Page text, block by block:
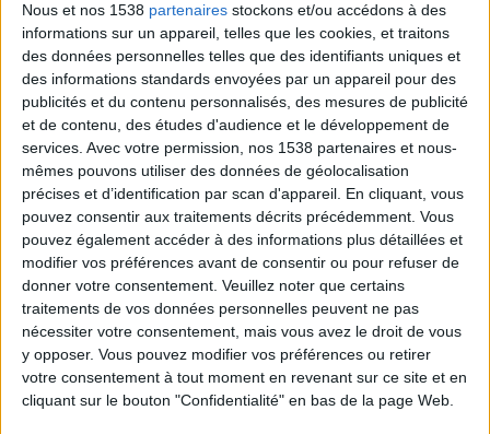
Nous et nos 1538 partenaires stockons et/ou accédons à des
informations sur un appareil, telles que les cookies, et traitons
des données personnelles telles que des identifiants uniques et
des informations standards envoyées par un appareil pour des
publicités et du contenu personnalisés, des mesures de publicité
et de contenu, des études d'audience et le développement de
services. Avec votre permission, nos 1538 partenaires et nous-
mêmes pouvons utiliser des données de géolocalisation
précises et d’identification par scan d'appareil. En cliquant, vous
pouvez consentir aux traitements décrits précédemment. Vous
pouvez également accéder à des informations plus détaillées et
modifier vos préférences avant de consentir ou pour refuser de
donner votre consentement. Veuillez noter que certains
traitements de vos données personnelles peuvent ne pas
nécessiter votre consentement, mais vous avez le droit de vous
y opposer. Vous pouvez modifier vos préférences ou retirer
votre consentement à tout moment en revenant sur ce site et en
cliquant sur le bouton "Confidentialité" en bas de la page Web.
je supprimer les féculents de soir ?
16:53 Deux laitages le midi quand on ne l'ai pas
pris le matin ?
17:45 Comment comptabiliser une soupe
instantanée type Sveltesse ?
Combien de kilos souhaitez-vous perdre ?
Moins de
5 kilos
De 5 à 10
kilos
Plus de
10 kilos
Webinaires en direct Voir tout